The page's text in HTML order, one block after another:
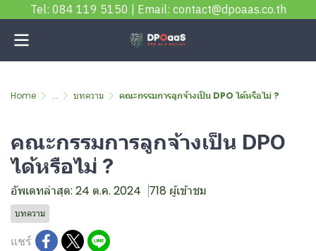
Tel: 084 119 5150 | Email: contact@dpoaas.co.th
Home ... บทความ คณะกรรมการลูกจ้างเป็น DPO ได้หรือไม่ ?
คณะกรรมการลูกจ้างเป็น DPO
ได้หรือไม่ ?
อัพเดทล่าสุด: 24 ต.ค. 2024 718 ผู้เข้าชม
บทความ
แชร์